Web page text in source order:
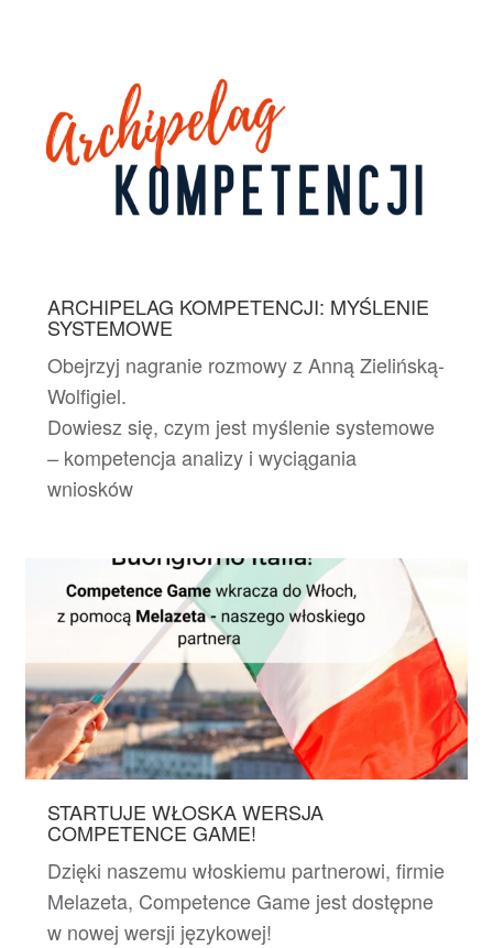
ARCHIPELAG KOMPETENCJI: MYŚLENIE
SYSTEMOWE
Obejrzyj nagranie rozmowy z Anną Zielińską-
Wolfigiel.
Dowiesz się, czym jest myślenie systemowe
– kompetencja analizy i wyciągania
wniosków
STARTUJE WŁOSKA WERSJA
COMPETENCE GAME!
Dzięki naszemu włoskiemu partnerowi, firmie
Melazeta, Competence Game jest dostępne
w nowej wersji językowej!